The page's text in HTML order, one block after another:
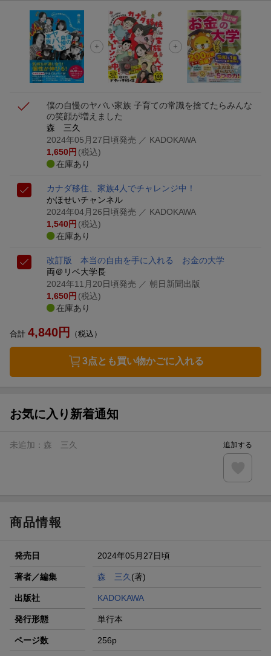
エントリー＆3,000円以上購入で無料データSIM（3GB/月プ
ラン）が当たる！
楽天モバイル紹介キャンペーンの拡散で300円OFFクーポン
進呈
僕の自慢のヤバい家族 子育ての常識を捨てたらみんな
の笑顔が増えました
森 三久
2024年05月27日頃発売 ／ KADOKAWA
1,650円 (税込)
在庫あり
カナダ移住、家族4人でチャレンジ中！
かほせいチャンネル
2024年04月26日頃発売 ／ KADOKAWA
1,540円 (税込)
在庫あり
改訂版 本当の自由を手に入れる お金の大学
両＠リベ大学長
2024年11月20日頃発売 ／ 朝日新聞出版
1,650円 (税込)
在庫あり
合計 4,840円 （税込）
3点とも買い物かごに入れる
お気に入り新着通知
未追加： 森 三久 追加する
商品情報
発売日 2024年05月27日頃
著者／編集 森 三久 (著)
出版社 KADOKAWA
発行形態 単行本
ページ数 256p